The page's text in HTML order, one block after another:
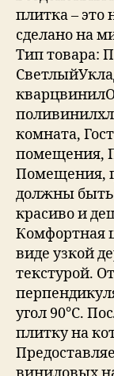
плитка – это
сделано на
Тип товара:
комната,
помещения,
Помещения,
должны быть
красиво и
Комфортная
виде узкой
текстурой.
угол 90°C.
плитку на